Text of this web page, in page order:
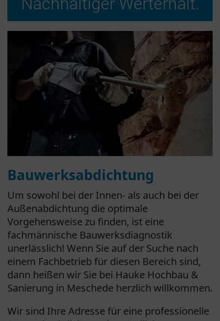
Bauwerksabdichtung
Um sowohl bei der Innen- als auch bei der
Außenabdichtung die optimale
Vorgehensweise zu finden, ist eine
fachmännische Bauwerksdiagnostik
unerlässlich! Wenn Sie auf der Suche nach
einem Fachbetrieb für diesen Bereich sind,
dann heißen wir Sie bei Hauke Hochbau &
Sanierung in Meschede herzlich willkommen.
Wir sind Ihre Adresse für eine professionelle